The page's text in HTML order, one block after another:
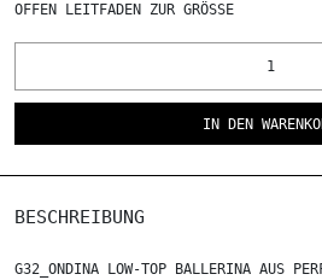
OFFEN LEITFADEN ZUR GRÖSSE
IN DEN
BESCHREIBUNG
G32_ONDINA LOW-TOP BALLERINA AUS